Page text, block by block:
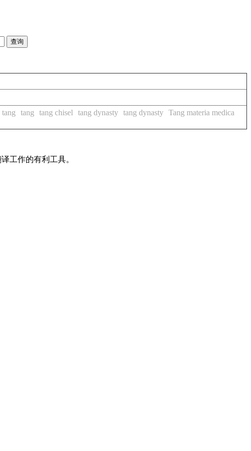
tang tang tang chisel tang dynasty tang dynasty Tang materia medica
工作的有利工具。